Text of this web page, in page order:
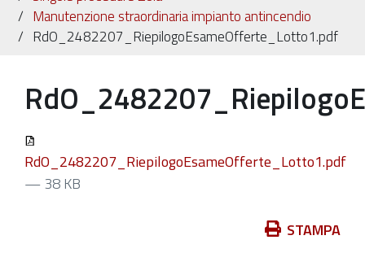
Manutenzione straordinaria impianto antincendio
RdO_2482207_RiepilogoEsameOfferte_Lotto1.pdf
RdO_2482207_RiepilogoEsameOfferte_Lotto1.pdf
— 38 KB
STAMPA